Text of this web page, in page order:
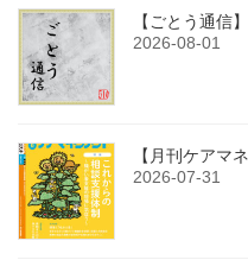
【ごとう通信
2026-08-01
【月刊ケアマ
2026-07-31